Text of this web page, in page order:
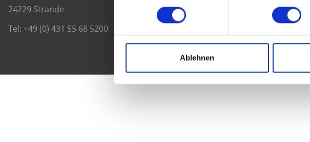
Ablehnen
24229 Strande
Tel: +49 (0) 431 55 68 5200